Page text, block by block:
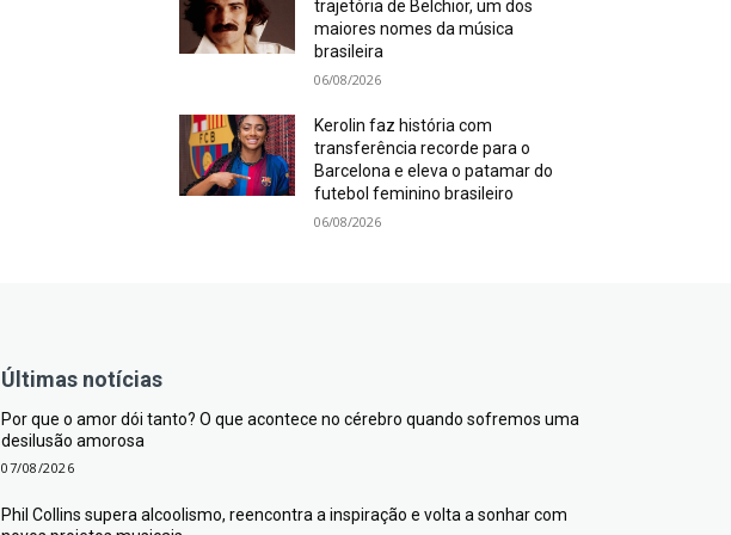
trajetória de Belchior, um dos
maiores nomes da música
brasileira
06/08/2026
Kerolin faz história com
transferência recorde para o
Barcelona e eleva o patamar do
futebol feminino brasileiro
06/08/2026
Últimas notícias
Por que o amor dói tanto? O que acontece no cérebro quando sofremos uma
desilusão amorosa
07/08/2026
Phil Collins supera alcoolismo, reencontra a inspiração e volta a sonhar com